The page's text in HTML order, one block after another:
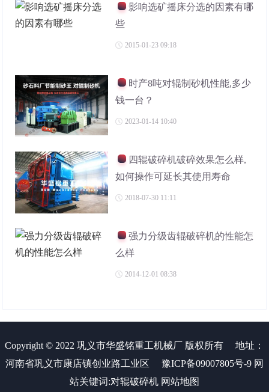
影响选矿摇床分选的因素有哪
些
2015-01-23 09:18
时产8吨对辊制砂机性能,多少
钱一台？
2023-01-14 10:40
四辊破碎机破碎效果怎么样,
如何操作可延长其使用寿命
2018-07-30 11:11
强力分级齿辊破碎机的性能怎
么样
2014-12-01 08:38
Copyright © 2022 巩义市华盛铭重工机械厂 版权所有
地址：
河南省巩义市康店镇创业路工业区
豫ICP备09007805号-9 网
站关键词:对辊破碎机 网站地图